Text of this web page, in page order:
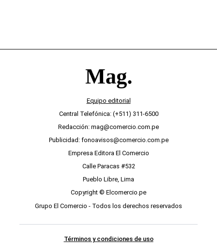
Equipo editorial
Central Telefónica: (+511) 311-6500
Redacción: mag@comercio.com.pe
Publicidad: fonoavisos@comercio.com.pe
Empresa Editora El Comercio
Calle Paracas #532
Pueblo Libre, Lima
Copyright © Elcomercio.pe
Grupo El Comercio - Todos los derechos reservados
Términos y condiciones de uso